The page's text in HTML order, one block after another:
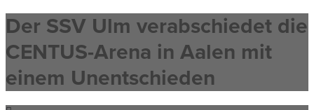
Der SSV Ulm verabschiedet die
CENTUS-Arena in Aalen mit
einem Unentschieden